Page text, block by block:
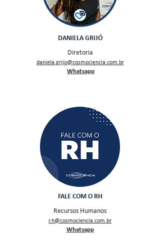
DANIELA GRIJÓ
Diretoria
daniela.grijo@cosmociencia.com.br
Whatsapp
FALE COM O RH
Recursos Humanos
r.h@cosmociencia.com.br
Whatsapp